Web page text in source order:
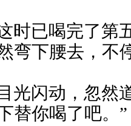
时已喝完了第
弯下腰去，不
光闪动，忽然
替你喝了吧。”